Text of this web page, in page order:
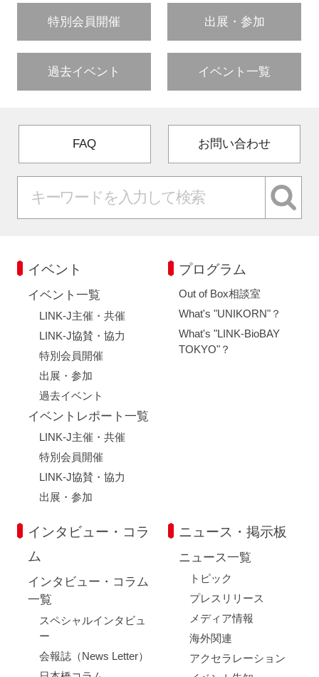
特別会員開催 出展・参加
過去イベント イベント一覧
FAQ お問い合わせ
イベント
イベント一覧
LINK-J主催・共催
LINK-J協賛・協力
特別会員開催
出展・参加
過去イベント
イベントレポート一覧
LINK-J主催・共催
特別会員開催
LINK-J協賛・協力
出展・参加
プログラム
Out of Box相談室
What's "UNIKORN"？
What's "LINK-BioBAY
TOKYO"？
インタビュー・コラ
ム
インタビュー・コラム
一覧
スペシャルインタビュ
ー
会報誌（News Letter）
ニュース・掲示板
ニュース一覧
トピック
プレスリリース
メディア情報
海外関連
アクセラレーション